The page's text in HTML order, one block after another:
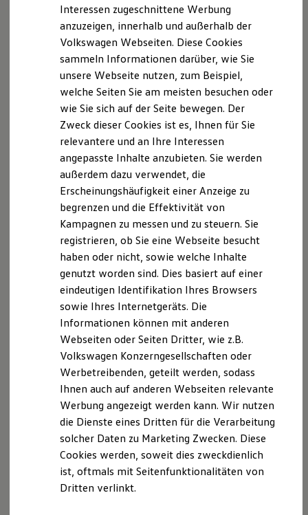
Der ID.7 GTX Tourer
Der ID. Buzz
Der neue ID. Cross
Elektrofahrzeugkonzepte
ID. EVERY1
Reichweite der ID. Modelle
Reichweite im Winter
Rekuperation
Laden unterwegs
Laden Zuhause
Ladestationen finden
Ladezeitensimulator
Batterie
Sicherheit
Garantie und Lebensdauer
Technologie
Kosten und Kauf
Verbrauchskosten
Kaufoptionen
E-Auto-Förderung
Software und Konnektivität
Die ID. Software 6
ID. Software Versionen und Updates
Digitale Extras
Schnittstellen zu Ihrem ID.
Hybridautos
Marke und Erlebnis
Volkswagen R und R Experience
R-Modelle
R Experience
Driving Experience
Volkswagen entdecken
Werkbesichtigung
Factory visit
T-Roc Kollektion
Golf Kollektion
vor einer Verbraucherschlichtungsstelle weder bereit
noch dazu verpflichtet.
Datenschutzerklärung
A. Verantwortlicher
Wir freuen uns, dass Sie unsere Webseite der
Autohaus Löven GmbH, Westerwald Str. 157-159,
53773 Hennef (Sieg), info@autohaus-loeven.de
besuchen. Im Folgenden informieren wir Sie über die
Verarbeitung Ihrer personenbezogenen Daten durch
uns im Zusammenhang mit Ihrem Besuch unserer
Webseite.
B. Verarbeitung Ihrer personenbezogenen Daten
Unsere Webseite bietet Ihnen verschiedene
Angebote, die wir Ihnen in Bezug auf dabei durch uns
verarbeitete personenbezogene Daten im Folgenden
näher erläutern möchten. Bei der Datenverarbeitung
im Zusammenhang mit unserer Webseite unterstützt
uns die Volkswagen Deutschland GmbH und Co. KG als
Auftragsverarbeiter. Die Volkswagen Deutschland
GmbH & Co. KG setzt ihrerseits als
Unterauftragnehmer die Volkswagen AG ein, die
wiederum Salesforce.com einsetzt. Dabei kann eine
Drittlandübertragung in die USA nicht ausgeschlossen
werden. Es wurden aktuelle EU-
Interessen zugeschnittene Werbung
anzuzeigen, innerhalb und außerhalb der
Volkswagen Webseiten. Diese Cookies
sammeln Informationen darüber, wie Sie
unsere Webseite nutzen, zum Beispiel,
welche Seiten Sie am meisten besuchen oder
wie Sie sich auf der Seite bewegen. Der
Zweck dieser Cookies ist es, Ihnen für Sie
relevantere und an Ihre Interessen
angepasste Inhalte anzubieten. Sie werden
außerdem dazu verwendet, die
Erscheinungshäufigkeit einer Anzeige zu
begrenzen und die Effektivität von
Kampagnen zu messen und zu steuern. Sie
registrieren, ob Sie eine Webseite besucht
haben oder nicht, sowie welche Inhalte
genutzt worden sind. Dies basiert auf einer
eindeutigen Identifikation Ihres Browsers
sowie Ihres Internetgeräts. Die
Informationen können mit anderen
Webseiten oder Seiten Dritter, wie z.B.
Volkswagen Konzerngesellschaften oder
Werbetreibenden, geteilt werden, sodass
Ihnen auch auf anderen Webseiten relevante
Werbung angezeigt werden kann. Wir nutzen
die Dienste eines Dritten für die Verarbeitung
solcher Daten zu Marketing Zwecken. Diese
Cookies werden, soweit dies zweckdienlich
ist, oftmals mit Seitenfunktionalitäten von
Dritten verlinkt.